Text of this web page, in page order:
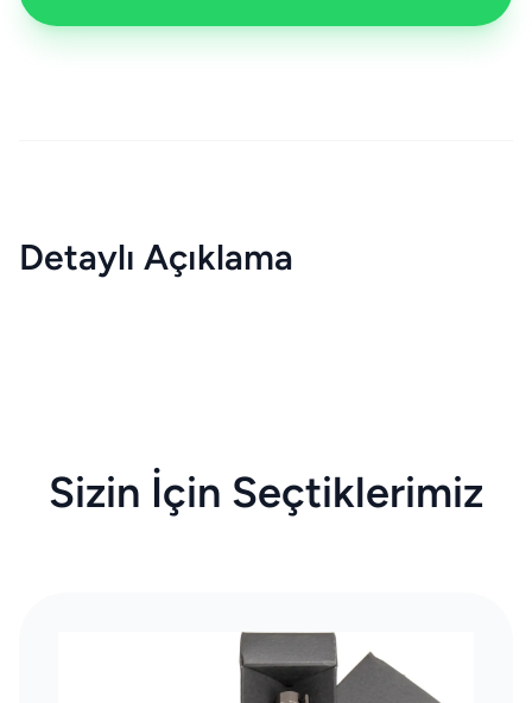
Detaylı Açıklama
Sizin İçin Seçtiklerimiz